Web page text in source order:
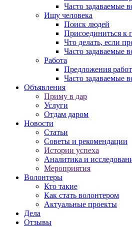
Часто задаваемые
Ищу человека
Поиск людей
Присоединиться к
Что делать, если
Часто задаваемые
Работа
Предложения
Часто задаваемые
Объявления
Приму в дар
Услуги
Отдам даром
Новости
Статьи
Советы и рекомендации
Истории успеха
Аналитика и
Мероприятия
Волонтеры
Кто такие
Как стать волонтером
Актуальные проекты
Дела
Отзывы